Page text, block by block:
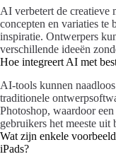
AI verbetert de creatieve
concepten en variaties te
inspiratie. Ontwerpers
verschillende ideeën
Hoe integreert AI met
AI-tools kunnen
traditionele
Photoshop, waardoor
gebruikers het meeste uit
Wat zijn enkele
iPads?